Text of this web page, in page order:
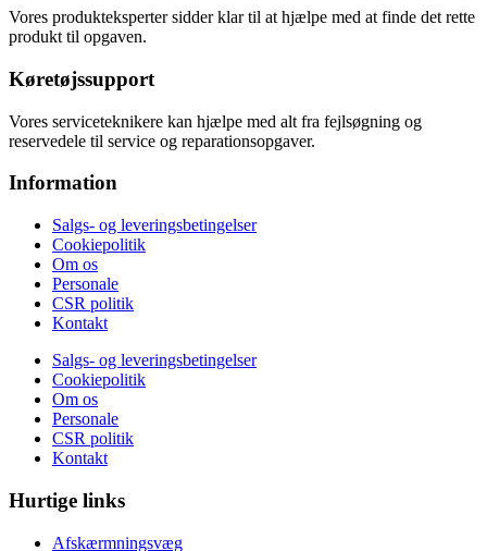
Vores produkteksperter sidder klar til at hjælpe med at finde det rette
produkt til opgaven.
Køretøjssupport
Vores serviceteknikere kan hjælpe med alt fra fejlsøgning og
reservedele til service og reparationsopgaver.
Information
Salgs- og leveringsbetingelser
Cookiepolitik
Om os
Personale
CSR politik
Kontakt
Salgs- og leveringsbetingelser
Cookiepolitik
Om os
Personale
CSR politik
Kontakt
Hurtige links
Afskærmningsvæg